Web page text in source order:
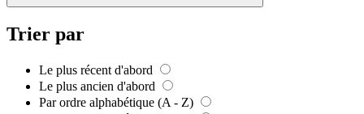
Trier par
Le plus récent d'abord
Le plus ancien d'abord
Par ordre alphabétique (A - Z)